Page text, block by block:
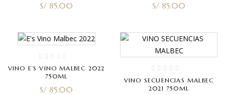
S/ 85.00 S/ 85.00
VINO E’S VINO MALBEC 2022
750ML
S/ 85.00
VINO SECUENCIAS MALBEC
2021 750ML